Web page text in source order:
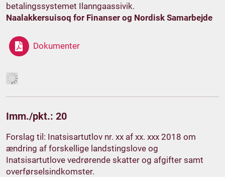
betalingssystemet Ilanngaassivik.
Naalakkersuisoq for Finanser og Nordisk Samarbejde
Dokumenter
Imm./pkt.: 20
Forslag til: Inatsisartutlov nr. xx af xx. xxx 2018 om
ændring af forskellige landstingslove og
Inatsisartutlove vedrørende skatter og afgifter samt
overførselsindkomster.